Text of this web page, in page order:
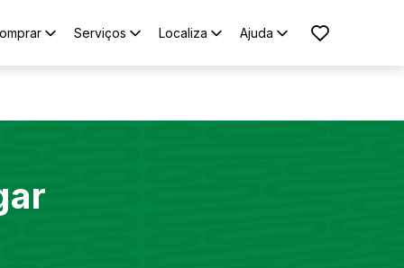
Serviços Localiza Ajuda